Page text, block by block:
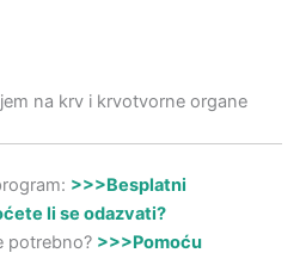
na krv i krvotvorne organe
>>>Besplatni
li se odazvati?
potrebno? >>>Pomoću